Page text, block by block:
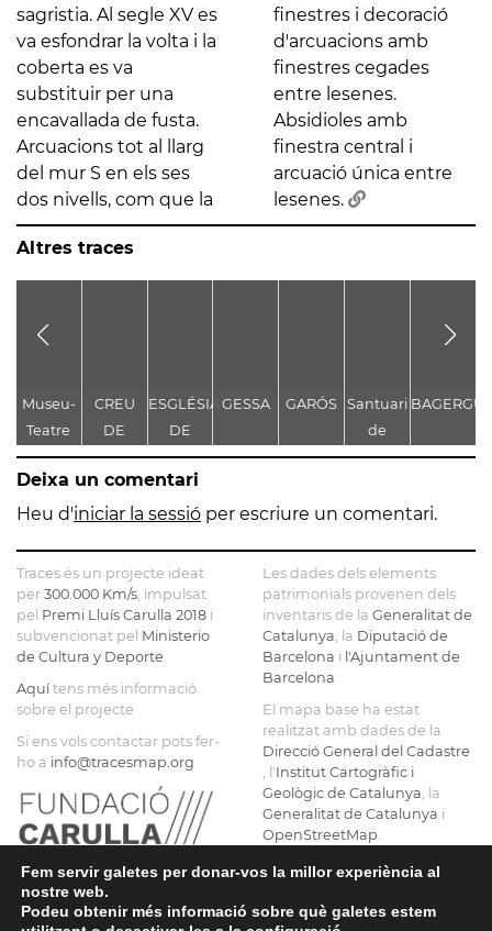
sagristia. Al segle XV es
va esfondrar la volta i la
coberta es va
substituir per una
encavallada de fusta.
Arcuacions tot al llarg
del mur S en els ses
dos nivells, com que la
finestres i decoració
d'arcuacions amb
finestres cegades
entre lesenes.
Absidioles amb
finestra central i
arcuació única entre
lesenes.
Altres traces
Museu-
Teatre
Dalí
CREU
DE
TERME
D'HOSTAFRANCS
ESGLÉSIA
DE
SANTA
MARIA
DE
RIALB
GESSA GARÓS
Santuari
de
Montgarri
Deixa un comentari
Heu d'iniciar la sessió per escriure un comentari.
Traces és un projecte ideat
per 300.000 Km/s , impulsat
pel Premi Lluís Carulla 2018 i
subvencionat pel Ministerio
de Cultura y Deporte
Aquítens més informació
sobre el projecte
Si ens vols contactar pots fer-
ho a info@tracesmap.org
Les dades dels elements
patrimonials provenen dels
inventaris de la Generalitat de
Catalunya , la Diputació de
Barcelona i l'Ajuntament de
Barcelona
El mapa base ha estat
realitzat amb dades de la
Direcció General del Cadastre
, l'Institut Cartogràfic i
Geològic de Catalunya , la
Generalitat de Catalunya i
OpenStreetMap
Fem servir galetes per donar-vos la millor experiència al
nostre web.
Podeu obtenir més informació sobre què galetes estem